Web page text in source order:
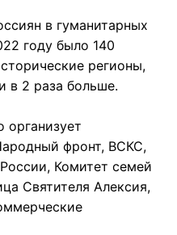
в гуманитарных
году было 140
регионы,
в 2 раза больше.
организует
фронт, ВСКС,
Комитет семей
Святителя Алексия,